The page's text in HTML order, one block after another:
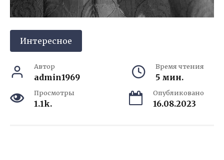
Интересное
Автор
admin1969
Время чтения
5 мин.
Просмотры
1.1k.
Опубликовано
16.08.2023